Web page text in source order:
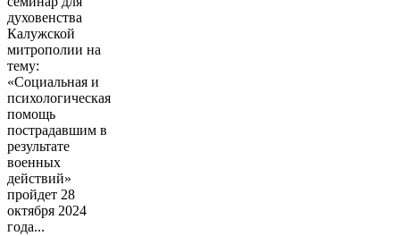
духовенства
Калужской
митрополии на
тему:
«Социальная и
психологическая
помощь
пострадавшим в
результате
военных
действий»
пройдет 28
октября 2024
года...